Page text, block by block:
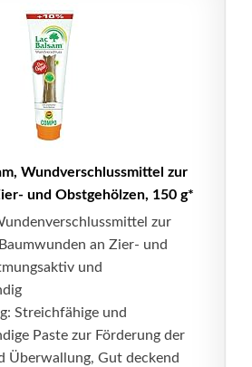
Wundverschlussmittel zur
und Obstgehölzen, 150 g*
zur
an Zier- und
und
Streichfähige und
Paste zur Förderung der
Überwallung, Gut deckend